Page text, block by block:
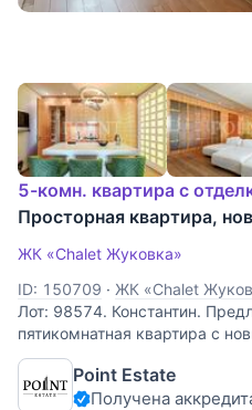
5-комн. квартира с
Просторная квартира,
ЖК «Chalet Жуковка»
ID: 150709 · ЖК «Chalet
Лот: 98574. Константин.
пятикомнатная квартира с
в ЖК "Жуковка Шале".
квартиры, система умный
электроприводом.
Point Estate
Получена